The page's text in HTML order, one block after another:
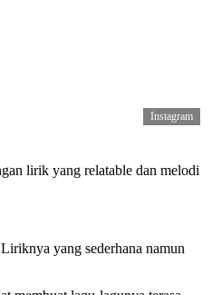
Instagram
lirik yang relatable dan melodi
yang sederhana namun